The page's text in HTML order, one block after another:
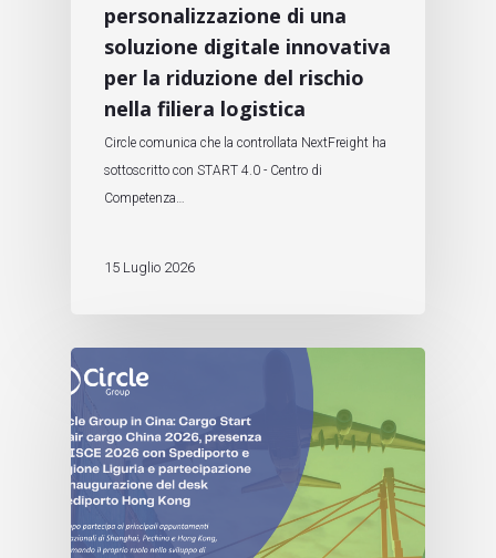
personalizzazione di una
soluzione digitale innovativa
per la riduzione del rischio
nella filiera logistica
Circle comunica che la controllata NextFreight ha
sottoscritto con START 4.0 - Centro di
Competenza…
15 Luglio 2026